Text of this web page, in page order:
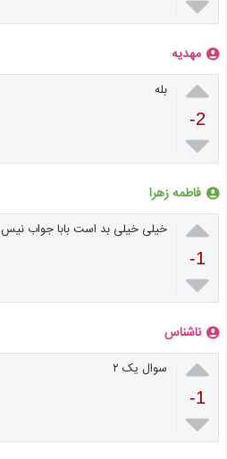
مهدیه

-2

بله
فاطمه زهرا

-1

خیلی خیلی بد است بابا جواب نیس
ناشناس

-1

سوال یک‌ ۲